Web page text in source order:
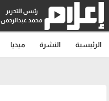
رئيس التحرير
محمد عبدالرحمن
الرئيسية النشرة ميديا